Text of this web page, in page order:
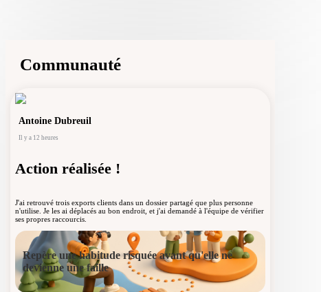
Home
Notifications
Communauté
Antoine Dubreuil
Il y a 12 heures
Action réalisée !
J'ai retrouvé trois exports clients dans un dossier partagé que plus personne
n'utilise. Je les ai déplacés au bon endroit, et j'ai demandé à l'équipe de vérifier
ses propres raccourcis.
Repère une habitude risquée avant qu'elle ne
devienne une faille